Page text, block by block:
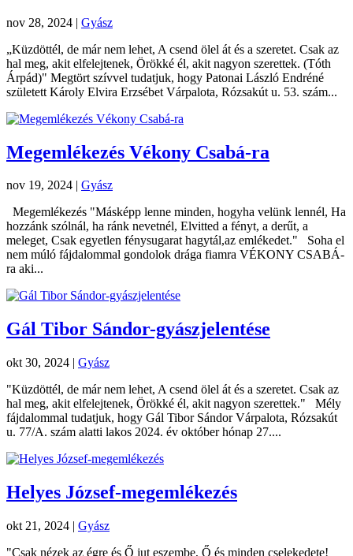
nov 28, 2024 | Gyász
„Küzdöttél, de már nem lehet, A csend ölel át és a szeretet. Csak az
hal meg, akit elfelejtenek, Örökké él, akit nagyon szerettek. (Tóth
Árpád)" Megtört szívvel tudatjuk, hogy Patonai László Endréné
született Károly Elvira Erzsébet Várpalota, Rózsakút u. 53. szám...
Megemlékezés Vékony Csabá-ra
nov 19, 2024 | Gyász
Megemlékezés "Másképp lenne minden, hogyha velünk lennél, Ha
hozzánk szólnál, ha ránk nevetnél, Elvitted a fényt, a derűt, a
meleget, Csak egyetlen fénysugarat hagytál,az emlékedet." Soha el
nem múló fájdalommal gondolok drága fiamra VÉKONY CSABÁ-
ra aki...
Gál Tibor Sándor-gyászjelentése
okt 30, 2024 | Gyász
"Küzdöttél, de már nem lehet, A csend ölel át és a szeretet. Csak az
hal meg, akit elfelejtenek, Örökké él, akit nagyon szerettek." Mély
fájdalommal tudatjuk, hogy Gál Tibor Sándor Várpalota, Rózsakút
u. 77/A. szám alatti lakos 2024. év október hónap 27....
Helyes József-megemlékezés
okt 21, 2024 | Gyász
"Csak nézek az égre és Ő jut eszembe, Ő és minden cselekedete!